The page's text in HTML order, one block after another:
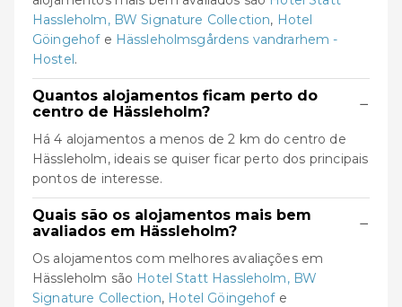
Hassleholm, BW Signature Collection, Hotel
Göingehofe Hässleholmsgårdens vandrarhem -
Hostel.
Quantos alojamentos ficam perto do
centro de Hässleholm?
−
Há 4 alojamentos a menos de 2 km do centro de
Hässleholm, ideais se quiser ficar perto dos principais
pontos de interesse.
Quais são os alojamentos mais bem
avaliados em Hässleholm?
−
Os alojamentos com melhores avaliações em
Hässleholm são Hotel Statt Hassleholm, BW
Signature Collection, Hotel Göingehofe